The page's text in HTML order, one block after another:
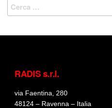
RADIS s.r.l.
via Faentina, 280
48124 – Ravenna – Italia